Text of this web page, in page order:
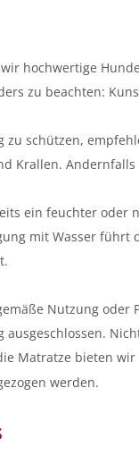
hochwertige
zu beachten:
schützen,
Krallen.
ein feuchter oder
mit Wasser führt
Nutzung
ausgeschlossen.
Matratze bieten wir
werden.